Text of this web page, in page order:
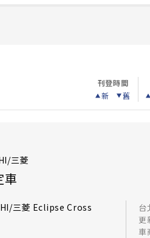
刊登時間
新
舊
三菱
車
三菱 Eclipse Cross
台
更
車